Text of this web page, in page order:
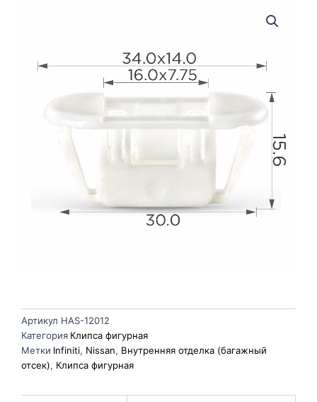
Артикул HAS-12012
Категория Клипса фигурная
Метки Infiniti, Nissan, Внутренняя отделка (багажный
отсек), Клипса фигурная